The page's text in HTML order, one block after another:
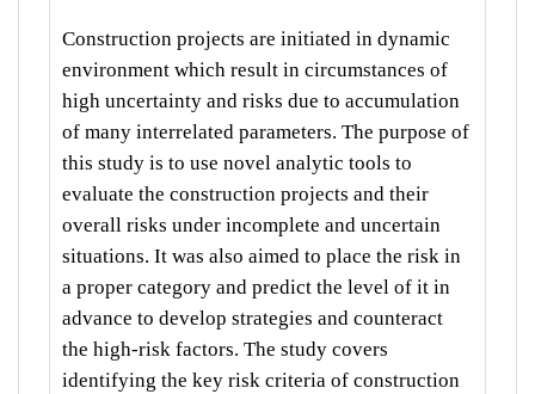
Construction projects are initiated in dynamic
environment which result in circumstances of
high uncertainty and risks due to accumulation
of many interrelated parameters. The purpose of
this study is to use novel analytic tools to
evaluate the construction projects and their
overall risks under incomplete and uncertain
situations. It was also aimed to place the risk in
a proper category and predict the level of it in
advance to develop strategies and counteract
the high-risk factors. The study covers
identifying the key risk criteria of construction